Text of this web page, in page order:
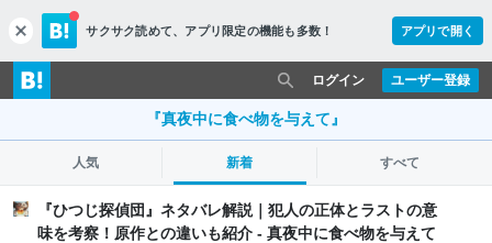
c
l
o
s
サクサク読めて、 アプリ限定の機能も多数！ アプリで開く
ユーザー登録
ログイン
『真夜中に食べ物を与えて』
人気 新着 すべて
『ひつじ探偵団』ネタバレ解説｜犯人の正体とラストの意
味を考察！原作との違いも紹介 - 真夜中に食べ物を与えて